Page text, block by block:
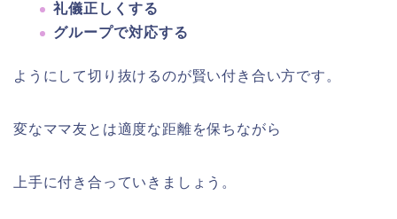
礼儀正しくする
グループで対応する
ようにして切り抜けるのが賢い付き合い方です。
変なママ友とは適度な距離を保ちながら
上手に付き合っていきましょう。